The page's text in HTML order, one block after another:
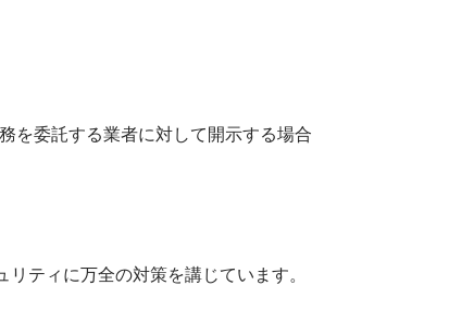
を委託する業者に対して開示する場合
ティに万全の対策を講じています。